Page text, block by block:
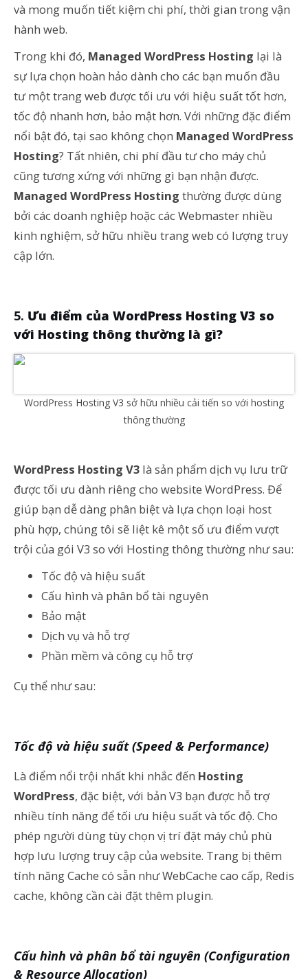
và mong muốn tiết kiệm chi phí, thời gian trong vận
hành web.
Trong khi đó, Managed WordPress Hosting lại là
sự lựa chọn hoàn hảo dành cho các bạn muốn đầu
tư một trang web được tối ưu với hiệu suất tốt hơn,
tốc độ nhanh hơn, bảo mật hơn. Với những đặc điểm
nổi bật đó, tại sao không chọn Managed WordPress
Hosting? Tất nhiên, chi phí đầu tư cho máy chủ
cũng tương xứng với những gì bạn nhận được.
Managed WordPress Hosting thường được dùng
bởi các doanh nghiệp hoặc các Webmaster nhiều
kinh nghiệm, sở hữu nhiều trang web có lượng truy
cập lớn.
Ưu điểm của WordPress Hosting V3 so
với Hosting thông thường là gì?
WordPress Hosting V3 sở hữu nhiều cải tiến so với hosting
thông thường
WordPress Hosting V3 là sản phẩm dịch vụ lưu trữ
được tối ưu dành riêng cho website WordPress. Để
giúp bạn dễ dàng phân biệt và lựa chọn loại host
phù hợp, chúng tôi sẽ liệt kê một số ưu điểm vượt
trội của gói V3 so với Hosting thông thường như sau:
Tốc độ và hiệu suất
Cấu hình và phân bổ tài nguyên
Bảo mật
Dịch vụ và hỗ trợ
Phần mềm và công cụ hỗ trợ
Cụ thể như sau:
Tốc độ và hiệu suất (Speed & Performance)
Là điểm nổi trội nhất khi nhắc đến Hosting
WordPress, đặc biệt, với bản V3 bạn được hỗ trợ
nhiều tính năng để tối ưu hiệu suất và tốc độ. Cho
phép người dùng tùy chọn vị trí đặt máy chủ phù
hợp lưu lượng truy cập của website. Trang bị thêm
tính năng Cache có sẵn như WebCache cao cấp, Redis
cache, không cần cài đặt thêm plugin.
Cấu hình và phân bổ tài nguyên (Configuration
& Resource Allocation)